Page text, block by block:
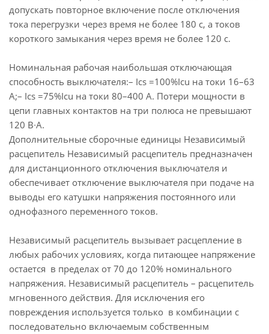
допускать повторное включение после отключения
тока перегрузки через время не более 180 с, а токов
короткого замыкания через время не более 120 с.
Номинальная рабочая наибольшая отключающая
способность выключателя:– Ics =100%Icu на токи 16–63
А;– Ics =75%Icu на токи 80–400 А. Потери мощности в
цепи главных контактов на три полюса не превышают
120 В∙А.
Дополнительные сборочные единицы Независимый
расцепитель Независимый расцепитель предназначен
для дистанционного отключения выключателя и
обеспечивает отключение выключателя при подаче на
выводы его катушки напряжения постоянного или
однофазного переменного токов.
Независимый расцепитель вызывает расцепление в
любых рабочих условиях, когда питающее напряжение
остается в пределах от 70 до 120% номинального
напряжения. Независимый расцепитель – расцепитель
мгновенного действия. Для исключения его
повреждения используется только в комбинации с
последовательно включаемым собственным